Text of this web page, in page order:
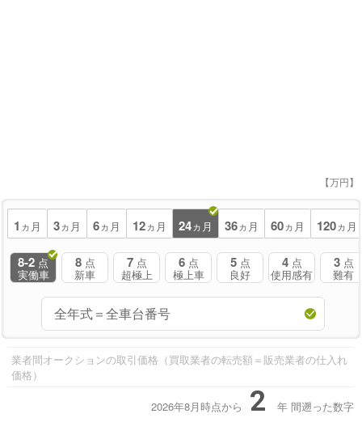
【万円】
1 ヵ月 3ヵ月 6ヵ月 12ヵ月 24ヵ月 36ヵ月 60ヵ月 120ヵ月
8-2 点
実働車
8 点
新車
7 点
超極上
6 点
極上車
5 点
良好
4 点
使用感有
3 点
難有
業者間オークションの取引価格（買取業者の転売額＝販売業者の仕入れ
価格）
2026年8月時点から 2 年 間遡った数字